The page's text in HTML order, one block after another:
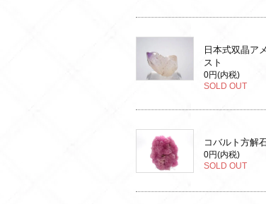
日本式双晶ア
スト
0円(内税)
SOLD OUT
コバルト方解
0円(内税)
SOLD OUT